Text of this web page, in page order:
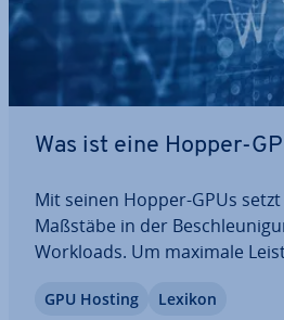
Was ist eine Hopper-
Mit seinen Hopper-GPUs setzt
Maßstäbe in der
Workloads. Um maximale
GPU-Ge­ne­ra­ti­on mit einer
GPU Hosting Lexikon